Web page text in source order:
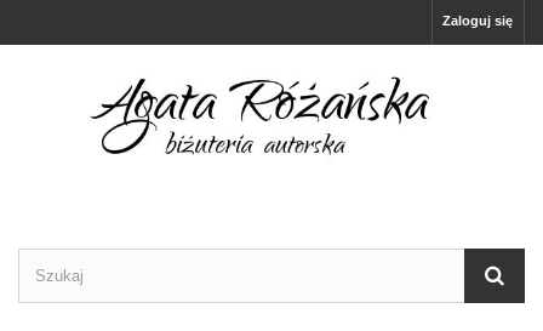
Zaloguj się